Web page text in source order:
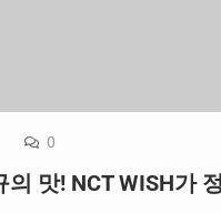
0
의 맛! NCT WISH가